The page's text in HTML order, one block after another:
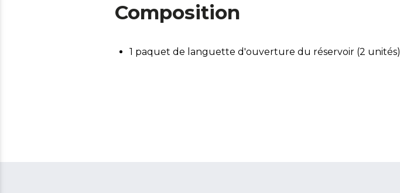
Composition
1 paquet de languette d'ouverture du réservoir (2 unités)